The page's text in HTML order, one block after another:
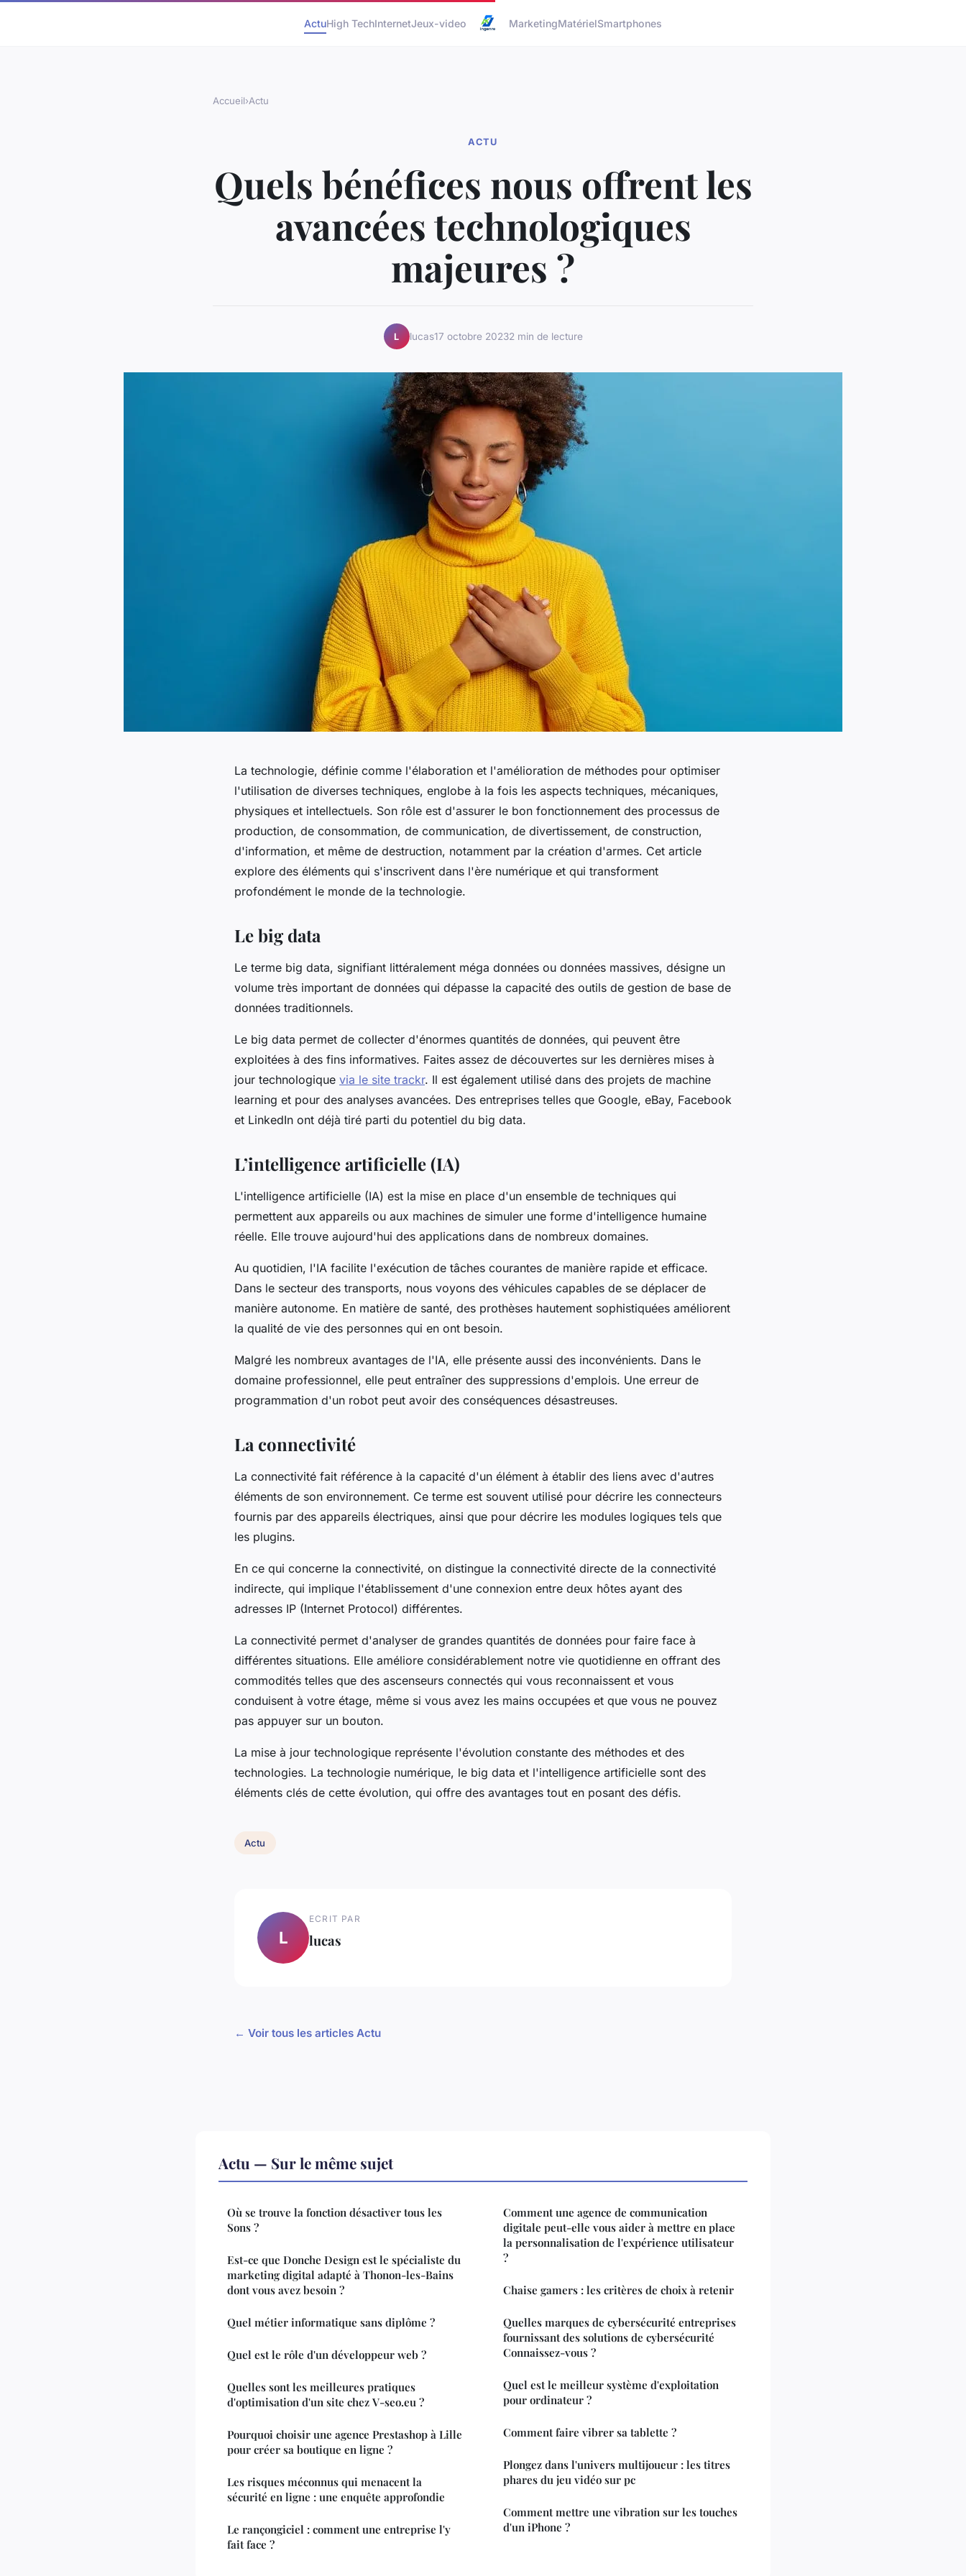
ActuHigh TechInternetJeux-video MarketingMatérielSmartphones
Accueil›Actu
ACTU
Quels bénéfices nous offrent les
avancées technologiques
majeures ?
L lucas17 octobre 20232 min de lecture
La technologie, définie comme l'élaboration et l'amélioration de méthodes pour optimiser
l'utilisation de diverses techniques, englobe à la fois les aspects techniques, mécaniques,
physiques et intellectuels. Son rôle est d'assurer le bon fonctionnement des processus de
production, de consommation, de communication, de divertissement, de construction,
d'information, et même de destruction, notamment par la création d'armes. Cet article
explore des éléments qui s'inscrivent dans l'ère numérique et qui transforment
profondément le monde de la technologie.
Le big data
Le terme big data, signifiant littéralement méga données ou données massives, désigne un
volume très important de données qui dépasse la capacité des outils de gestion de base de
données traditionnels.
Le big data permet de collecter d'énormes quantités de données, qui peuvent être
exploitées à des fins informatives. Faites assez de découvertes sur les dernières mises à
jour technologique via le site trackr. Il est également utilisé dans des projets de machine
learning et pour des analyses avancées. Des entreprises telles que Google, eBay, Facebook
et LinkedIn ont déjà tiré parti du potentiel du big data.
L’intelligence artificielle (IA)
L'intelligence artificielle (IA) est la mise en place d'un ensemble de techniques qui
permettent aux appareils ou aux machines de simuler une forme d'intelligence humaine
réelle. Elle trouve aujourd'hui des applications dans de nombreux domaines.
Au quotidien, l'IA facilite l'exécution de tâches courantes de manière rapide et efficace.
Dans le secteur des transports, nous voyons des véhicules capables de se déplacer de
manière autonome. En matière de santé, des prothèses hautement sophistiquées améliorent
la qualité de vie des personnes qui en ont besoin.
Malgré les nombreux avantages de l'IA, elle présente aussi des inconvénients. Dans le
domaine professionnel, elle peut entraîner des suppressions d'emplois. Une erreur de
programmation d'un robot peut avoir des conséquences désastreuses.
La connectivité
La connectivité fait référence à la capacité d'un élément à établir des liens avec d'autres
éléments de son environnement. Ce terme est souvent utilisé pour décrire les connecteurs
fournis par des appareils électriques, ainsi que pour décrire les modules logiques tels que
les plugins.
En ce qui concerne la connectivité, on distingue la connectivité directe de la connectivité
indirecte, qui implique l'établissement d'une connexion entre deux hôtes ayant des
adresses IP (Internet Protocol) différentes.
La connectivité permet d'analyser de grandes quantités de données pour faire face à
différentes situations. Elle améliore considérablement notre vie quotidienne en offrant des
commodités telles que des ascenseurs connectés qui vous reconnaissent et vous
conduisent à votre étage, même si vous avez les mains occupées et que vous ne pouvez
pas appuyer sur un bouton.
La mise à jour technologique représente l'évolution constante des méthodes et des
technologies. La technologie numérique, le big data et l'intelligence artificielle sont des
éléments clés de cette évolution, qui offre des avantages tout en posant des défis.
Actu
L
ECRIT PAR
lucas
← Voir tous les articles Actu
Actu — Sur le même sujet
Où se trouve la fonction désactiver tous les
Sons ?
Est-ce que Donche Design est le spécialiste du
marketing digital adapté à Thonon-les-Bains
dont vous avez besoin ?
Quel métier informatique sans diplôme ?
Quel est le rôle d'un développeur web ?
Quelles sont les meilleures pratiques
d'optimisation d'un site chez V-seo.eu ?
Pourquoi choisir une agence Prestashop à Lille
pour créer sa boutique en ligne ?
Les risques méconnus qui menacent la
sécurité en ligne : une enquête approfondie
Le rançongiciel : comment une entreprise l'y
fait face ?
Comment une agence de communication
digitale peut-elle vous aider à mettre en place
la personnalisation de l'expérience utilisateur
?
Chaise gamers : les critères de choix à retenir
Quelles marques de cybersécurité entreprises
fournissant des solutions de cybersécurité
Connaissez-vous ?
Quel est le meilleur système d'exploitation
pour ordinateur ?
Comment faire vibrer sa tablette ?
Plongez dans l'univers multijoueur : les titres
phares du jeu vidéo sur pc
Comment mettre une vibration sur les touches
d'un iPhone ?